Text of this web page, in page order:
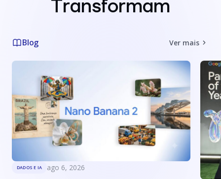
Transformam
Blog Ver mais
DADOS E IA ago 6, 2026